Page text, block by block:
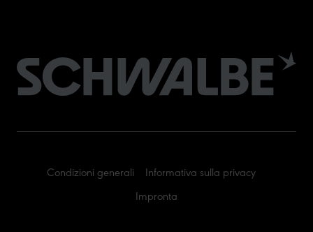
Condizioni generali
Informativa sulla privacy
Impronta